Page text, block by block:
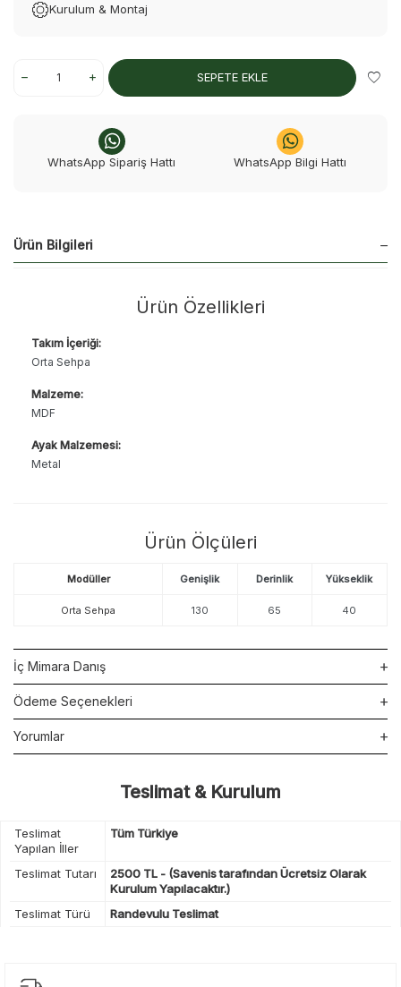
Kurulum & Montaj
SEPETE EKLE
WhatsApp Sipariş Hattı WhatsApp Bilgi Hattı
Ürün Bilgileri
Ürün Özellikleri
Takım İçeriği:
Orta Sehpa
Malzeme:
MDF
Ayak Malzemesi:
Metal
Ürün Ölçüleri
Modüller Genişlik Derinlik Yükseklik
Orta Sehpa 130 65 40
İç Mimara Danış
Ödeme Seçenekleri
Yorumlar
Teslimat & Kurulum
Teslimat
Yapılan İller
Tüm Türkiye
Teslimat Tutarı
2500 TL - (Savenis tarafından Ücretsiz Olarak
Kurulum Yapılacaktır.)
Teslimat Türü
Randevulu Teslimat